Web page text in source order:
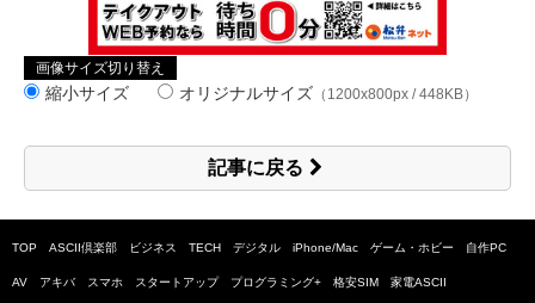
画像サイズ切り替え
縮小サイズ オリジナルサイズ （1200x800px / 448KB）
記事に戻る
TOP ASCII倶楽部 ビジネス TECH デジタル iPhone/Mac ゲーム・ホビー 自作PC
AV アキバ スマホ スタートアップ プログラミング+ 格安SIM 家電ASCII